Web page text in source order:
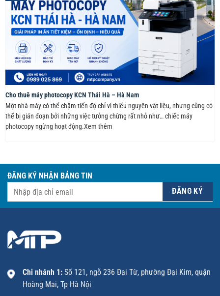
Cho thuê máy photocopy KCN Thái Hà – Hà Nam
Một nhà máy có thể chậm tiến độ chỉ vì thiếu nguyên vật liệu, nhưng cũng có
thể bị gián đoạn bởi những việc tưởng chừng rất nhỏ như… chiếc máy
photocopy ngừng hoạt động.Xem thêm
ĐĂNG KÝ NHẬN BẢNG TIN
Chi nhánh 1: Số 121, ngõ 236 Đại Từ, phường Đại Kim, quận
Hoàng Mai, Tp Hà Nội